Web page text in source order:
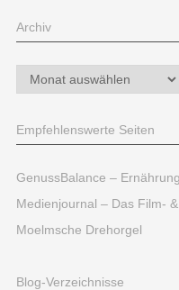
Archiv
Archiv
Empfehlenswerte Seiten
GenussBalance –
Medienjournal – Das Film-
Moelmsche Drehorgel
Blog-Verzeichnisse